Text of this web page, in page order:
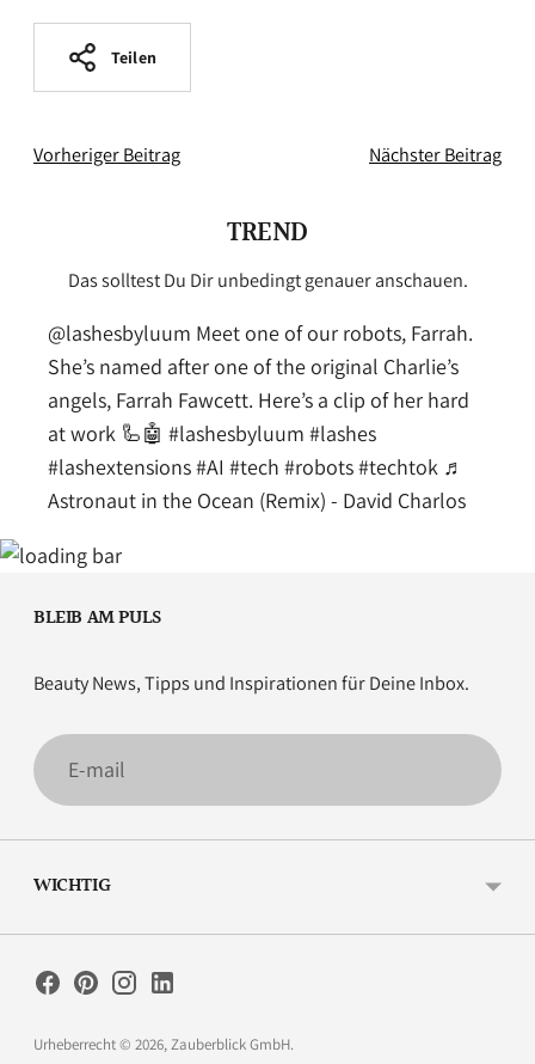
Teilen
Vorheriger Beitrag Nächster Beitrag
TREND
Das solltest Du Dir unbedingt genauer anschauen.
@lashesbyluum Meet one of our robots, Farrah.
She’s named after one of the original Charlie’s
angels, Farrah Fawcett. Here’s a clip of her hard
at work 🦾🤖 #lashesbyluum #lashes
#lashextensions#AI #tech #robots#techtok ♬
Astronaut in the Ocean (Remix) - David Charlos
BLEIB AM PULS
Beauty News, Tipps und Inspirationen für Deine Inbox.
E-
mail
WICHTIG
Urheberrecht © 2026,Zauberblick GmbH.